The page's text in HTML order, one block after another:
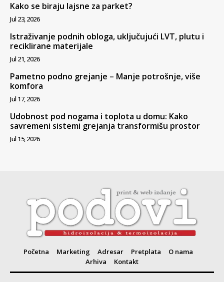
Kako se biraju lajsne za parket?
Jul 23, 2026
Istraživanje podnih obloga, uključujući LVT, plutu i
reciklirane materijale
Jul 21, 2026
Pametno podno grejanje – Manje potrošnje, više
komfora
Jul 17, 2026
Udobnost pod nogama i toplota u domu: Kako
savremeni sistemi grejanja transformišu prostor
Jul 15, 2026
Početna Marketing Adresar Pretplata
O nama
Arhiva
Kontakt